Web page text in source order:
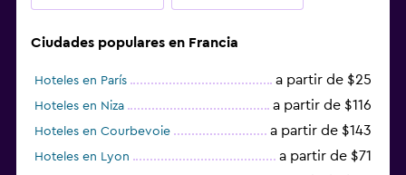
Ciudades populares en Francia
Hoteles en París a partir de $25
Hoteles en Niza a partir de $116
Hoteles en Courbevoie a partir de $143
Hoteles en Lyon a partir de $71